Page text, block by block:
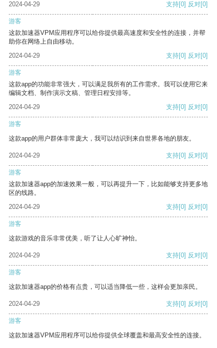
2024-04-29
支持[0] 反对[0]
游客
这款加速器VPM应用程序可以给你提供最高速度和安全性的连接，并帮
助你在网络上自由移动。
2024-04-29
支持[0] 反对[0]
游客
这款app的功能非常强大，可以满足我所有的工作需求。我可以使用它来
编辑文档、制作演示文稿、管理日程安排等。
2024-04-29
支持[0] 反对[0]
游客
这款app的用户群体非常庞大，我可以结识到来自世界各地的朋友。
2024-04-29 支持[0] 反对[0]
游客
这款加速器app的加速效果一般，可以再提升一下，比如能够支持更多地
区的线路。
2024-04-29
支持[0] 反对[0]
游客
这款游戏的音乐非常优美，听了让人心旷神怡。
2024-04-29 支持[0] 反对[0]
游客
这款加速器app的价格有点贵，可以适当降低一些，这样会更加亲民。
2024-04-29 支持[0] 反对[0]
游客
这款加速器VPM应用程序可以给你提供全球覆盖和最高安全性的连接。